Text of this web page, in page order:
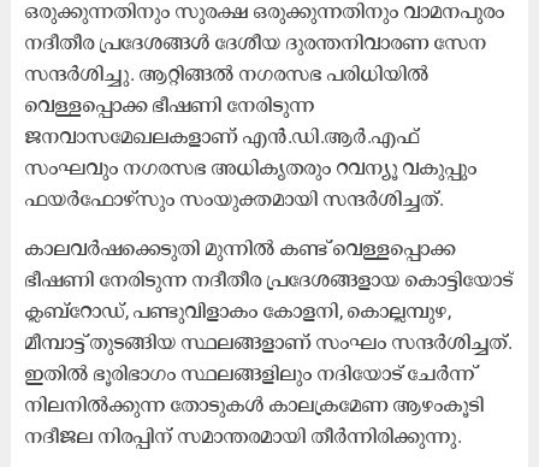
ഒരുക്കുന്നതിനും സുരക്ഷ ഒരുക്കുന്നതിനും വാമനപുരം
നദീതീര പ്രദേശങ്ങൾ ദേശീയ ദുരന്തനിവാരണ സേന
സന്ദർശിച്ചു. ആറ്റിങ്ങൽ നഗരസഭ പരിധിയിൽ
വെള്ളപ്പൊക്ക ഭീഷണി നേരിടുന്ന
ജനവാസമേഖലകളാണ് എൻ.ഡി.ആർ.എഫ്
സംഘവും നഗരസഭ അധികൃതരും റവന്യൂ വകുപ്പും
ഫയർഫോഴ്സും സംയുക്തമായി സന്ദർശിച്ചത്.
കാലവർഷക്കെടുതി മുന്നിൽ കണ്ട് വെള്ളപ്പൊക്ക
ഭീഷണി നേരിടുന്ന നദീതീര പ്രദേശങ്ങളായ കൊട്ടിയോട്
ക്ലബ്റോഡ്, പണ്ടുവിളാകം കോളനി, കൊല്ലമ്പുഴ,
മീമ്പാട്ട് തുടങ്ങിയ സ്ഥലങ്ങളാണ് സംഘം സന്ദർശിച്ചത്.
ഇതിൽ ഭൂരിഭാഗം സ്ഥലങ്ങളിലും നദിയോട് ചേർന്ന്
നിലനിൽക്കുന്ന തോടുകൾ കാലക്രമേണ ആഴംകൂടി
നദീജല നിരപ്പിന് സമാന്തരമായി തീർന്നിരിക്കുന്നു.